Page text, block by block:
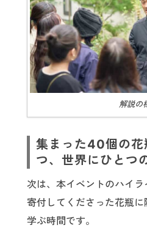
解説の
集まった40個の花
つ、世界にひとつ
次は、本イベントのハイ
寄付してくださった花瓶
学ぶ時間です。